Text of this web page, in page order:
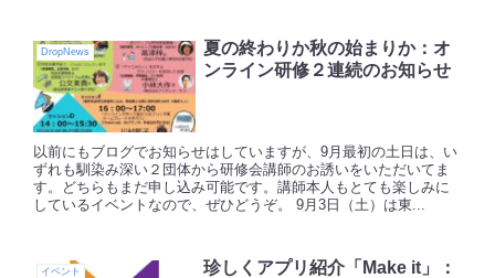
DropNews
夏の終わりか秋の始まりか：オ
ンライン研修２連続のお知らせ
以前にもブログでお知らせはしていますが、9月最初の土日は、い
ずれも馴染み深い２団体から研修会講師のお誘いをいただいてま
す。どちらもまだ申し込み可能です。講師本人もとても楽しみに
しているイベントなので、ぜひどうぞ。 9月3日（土）は東...
イベント
珍しくアプリ紹介「Make it」：